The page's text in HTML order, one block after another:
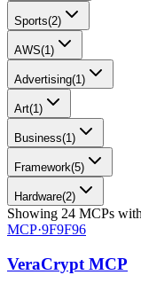
Sports(2)
AWS(1)
Advertising(1)
Art(1)
Business(1)
Framework(5)
Hardware(2)
Showing 24 MCPs
MCP·9F9F96
VeraCrypt MCP